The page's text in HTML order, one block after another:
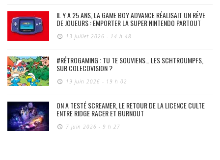
IL Y A 25 ANS, LA GAME BOY ADVANCE RÉALISAIT UN RÊVE
DE JOUEURS : EMPORTER LA SUPER NINTENDO PARTOUT
13 juillet 2026 - 14 h 48
#RÉTROGAMING : TU TE SOUVIENS… LES SCHTROUMPFS,
SUR COLECOVISION ?
19 juin 2026 - 19 h 02
ON A TESTÉ SCREAMER, LE RETOUR DE LA LICENCE CULTE
ENTRE RIDGE RACER ET BURNOUT
7 juin 2026 - 9 h 27